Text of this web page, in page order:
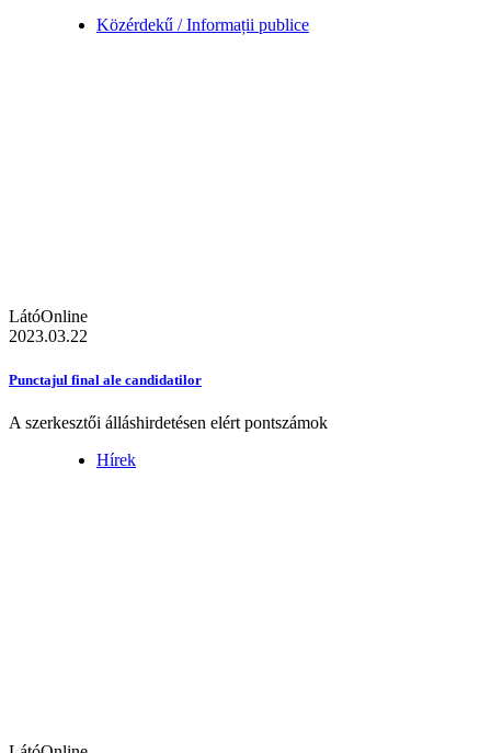
Közérdekű / Informații publice
LátóOnline
2023.03.22
Punctajul final ale candidatilor
A szerkesztői álláshirdetésen elért pontszámok
Hírek